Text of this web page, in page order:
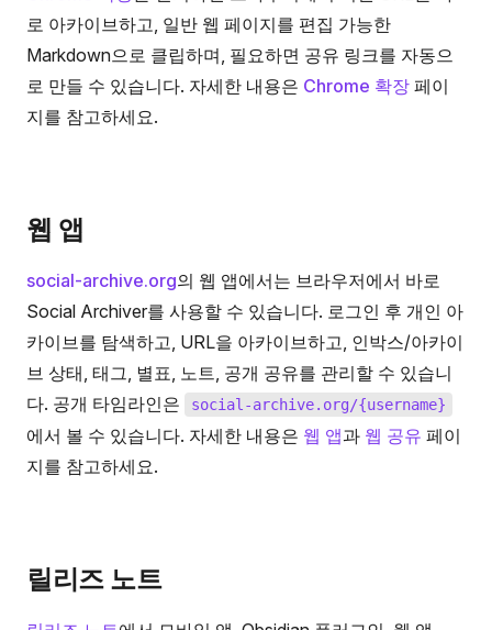
로 아카이브하고, 일반 웹 페이지를 편집 가능한
Markdown으로 클립하며, 필요하면 공유 링크를 자동으
로 만들 수 있습니다. 자세한 내용은 Chrome 확장 페이
지를 참고하세요.
웹 앱
social-archive.org의 웹 앱에서는 브라우저에서 바로
Social Archiver를 사용할 수 있습니다. 로그인 후 개인 아
카이브를 탐색하고, URL을 아카이브하고, 인박스/아카이
브 상태, 태그, 별표, 노트, 공개 공유를 관리할 수 있습니
다. 공개 타임라인은
social-archive.org/{username}
에서 볼 수 있습니다. 자세한 내용은 웹 앱과 웹 공유 페이
지를 참고하세요.
릴리즈 노트